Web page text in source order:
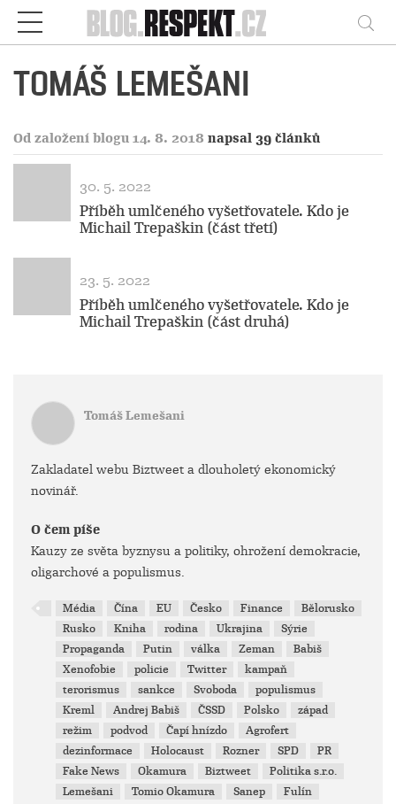
Respekt
TOMÁŠ LEMEŠANI
Od založení blogu 14. 8. 2018 napsal 39 článků
30. 5. 2022
Příběh umlčeného vyšetřovatele. Kdo je
Michail Trepaškin (část třetí)
23. 5. 2022
Příběh umlčeného vyšetřovatele. Kdo je
Michail Trepaškin (část druhá)
Tomáš Lemešani
Zakladatel webu Biztweet a dlouholetý ekonomický
novinář.
O čem píše
Kauzy ze světa byznysu a politiky, ohrožení demokracie,
oligarchové a populismus.
Média Čína EU Česko Finance
Bělorusko
Rusko
Kniha rodina Ukrajina
Sýrie
Propaganda
Putin válka Zeman
Babiš
Xenofobie
policie Twitter
kampaň
terorismus
sankce Svoboda
populismus
Kreml
Andrej Babiš ČSSD Polsko
západ
režim
podvod Čapí hnízdo
Agrofert
dezinformace
Holocaust Rozner SPD
PR
Fake News
Okamura Biztweet
Politika s.r.o.
Lemešani
Tomio Okamura Sanep
Fulín